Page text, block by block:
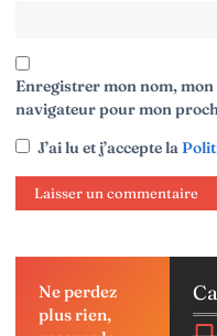
Enregistrer mon nom,
navigateur pour mon
J’ai lu et j’accepte la
Ne perdez
plus rien,